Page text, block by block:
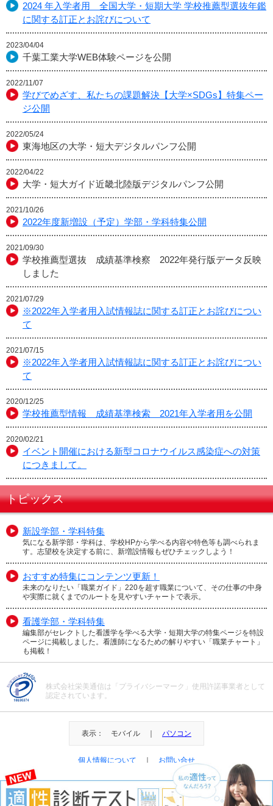
2024 年入学者用 全国大学・短期大学 学校推薦型選抜年鑑
に関する訂正とお詫びについて
2023/04/04
千葉工業大学WEB体験ページを公開
2022/11/07
学びでめざす、私たちの課題解決【大学×SDGs】特集ペー
ジ公開
2022/05/24
東海地区の大学・短大デジタルパンフ公開
2022/04/22
大学・短大ガイド近畿北陸版デジタルパンフ公開
2021/10/26
2022年度新増設（予定）学部・学科特集公開
2021/09/30
学校推薦型選抜 成績基準検察 2022年発行版データ反映
しました
2021/07/29
※2022年入学者用入試情報誌に関する訂正とお詫びについ
て
2021/07/15
※2022年入学者用入試情報誌に関する訂正とお詫びについ
て
2020/12/25
学校推薦型情報 成績基準検索 2021年入学者用を公開
2020/02/21
イベント開催における新型コロナウイルス感染症への対策
につきまして。
トピックス
新設学部・学科特集
気になる新学部・学科は、学校HPから学べる内容や特色等も調べられま
す。志望校を決定する前に、新増設情報もぜひチェックしよう！
おすすめ特集にコンテンツ更新！
未来のなりたい「職業ガイド」220を超す職業について、その仕事の中身
や実際に就くまでのルートを見やすいチャートで表示。
看護学部・学科特集
編集部がセレクトした看護学を学べる大学・短期大学の特集ページを特設
ページに掲載しました。看護師になるための解りやすい「職業チャート」
も掲載！
株式会社栄美通信は「プライバシーマーク」使用許諾事業者として
認定されています。
表示： モバイル ｜ パソコン
個人情報について お問い合せ
＠Eibi Tsushin All Right Reserved.